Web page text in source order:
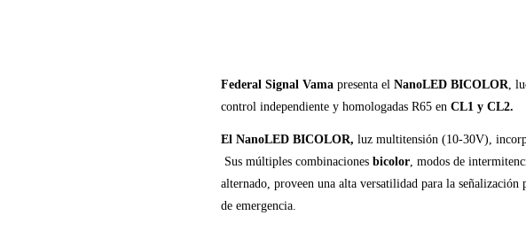
Federal Signal Vama presenta elNanoLED BICOLOR,
control independiente y homologadas R65 enCL1 y CL2.
El NanoLED BICOLOR, luz multitensión (10-30V),
Sus múltiples combinaciones bicolor, modos de
alternado, proveen una alta versatilidad para la
de emergencia.